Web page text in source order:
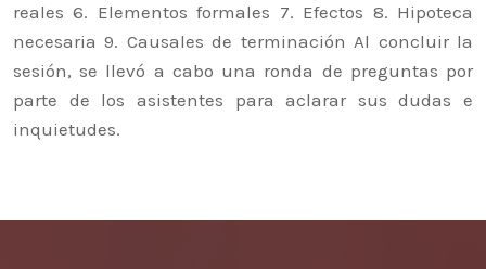
reales 6. Elementos formales 7. Efectos 8. Hipoteca
necesaria 9. Causales de terminación Al concluir la
sesión, se llevó a cabo una ronda de preguntas por
parte de los asistentes para aclarar sus dudas e
inquietudes.